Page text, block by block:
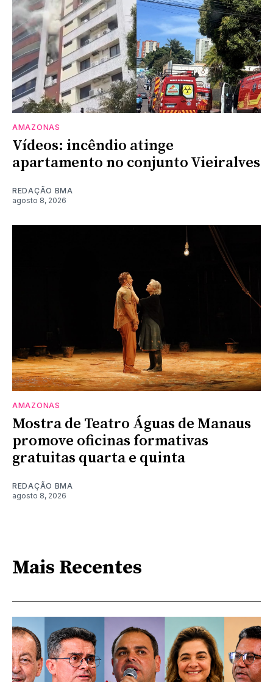
AMAZONAS
Vídeos: incêndio atinge
apartamento no conjunto Vieiralves
REDAÇÃO BMA
agosto 8, 2026
AMAZONAS
Mostra de Teatro Águas de Manaus
promove oficinas formativas
gratuitas quarta e quinta
REDAÇÃO BMA
agosto 8, 2026
Mais Recentes